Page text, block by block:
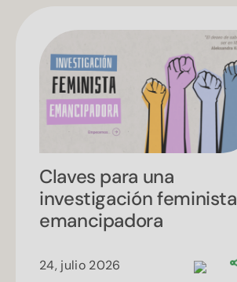
Claves para una
investigación feminista
emancipadora
24, julio 2026